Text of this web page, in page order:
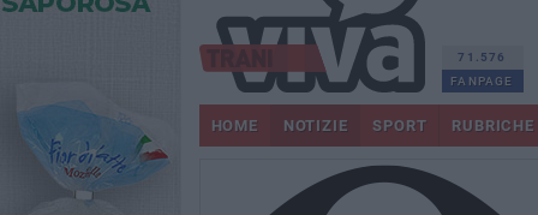
71.576
FANPAGE
HOME NOTIZIE SPORT RUBRICHE